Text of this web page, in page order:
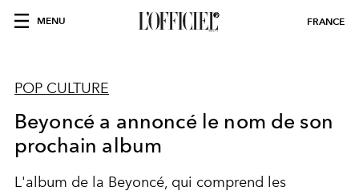
MENU FRANCE
POP CULTURE
Beyoncé a annoncé le nom de son
prochain album
L'album de la Beyoncé, qui comprend les